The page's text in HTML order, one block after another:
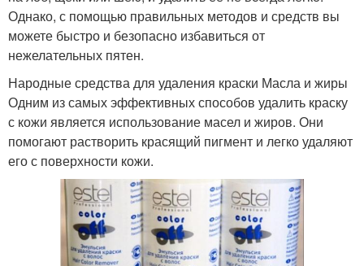
Однако, с помощью правильных методов и средств вы
можете быстро и безопасно избавиться от
нежелательных пятен.
Народные средства для удаления краски Масла и жиры
Одним из самых эффективных способов удалить краску
с кожи является использование масел и жиров. Они
помогают растворить красящий пигмент и легко удаляют
его с поверхности кожи.